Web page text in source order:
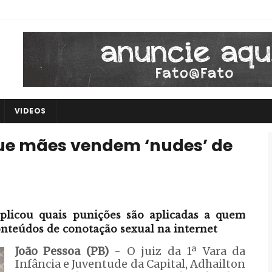
VIDEOS
mães vendem ‘nudes’ de
quais punições são aplicadas a quem
de conotação sexual na internet
João Pessoa (PB)- O juiz da 1ª Vara da
Infância e Juventude da Capital, Adhailton